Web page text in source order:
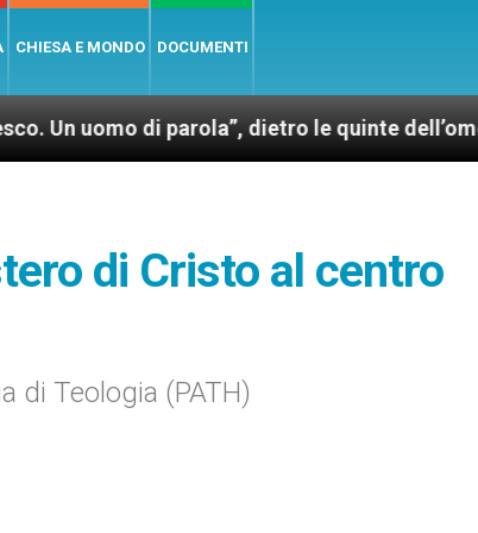
CHIESA E MONDO DOCUMENTI
di parola”, dietro le quinte dell’omonimo film
di Cristo al centro
di Teologia (PATH)